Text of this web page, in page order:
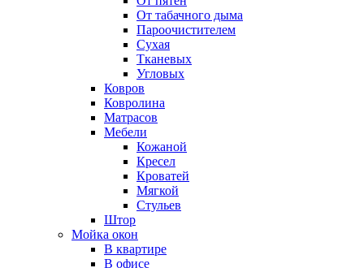
От табачного дыма
Пароочистителем
Сухая
Тканевых
Угловых
Ковров
Ковролина
Матрасов
Мебели
Кожаной
Кресел
Кроватей
Мягкой
Стульев
Штор
Мойка окон
В квартире
В офисе